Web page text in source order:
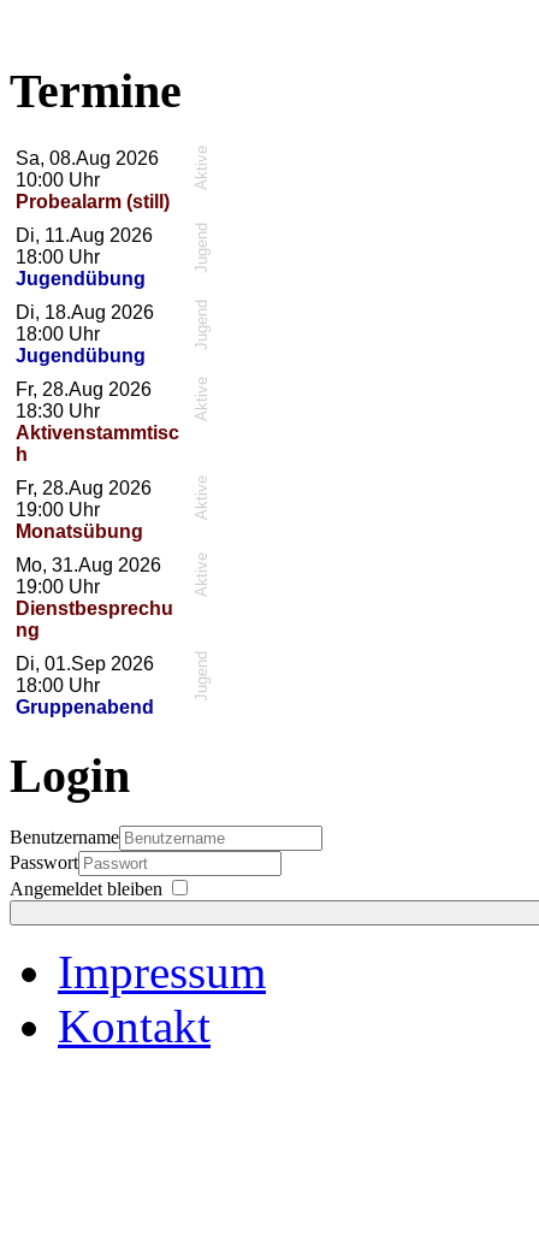
Termine
Aktive
Sa, 08.Aug 2026
10:00 Uhr
Probealarm (still)
Jugend
Di, 11.Aug 2026
18:00 Uhr
Jugendübung
Jugend
Di, 18.Aug 2026
18:00 Uhr
Jugendübung
Aktive
Fr, 28.Aug 2026
18:30 Uhr
Aktivenstammtisc
h
Aktive
Fr, 28.Aug 2026
19:00 Uhr
Monatsübung
Aktive
Mo, 31.Aug 2026
19:00 Uhr
Dienstbesprechu
ng
Jugend
Di, 01.Sep 2026
18:00 Uhr
Gruppenabend
Login
Benutzername
Passwort
Angemeldet bleiben
Impressum
Kontakt